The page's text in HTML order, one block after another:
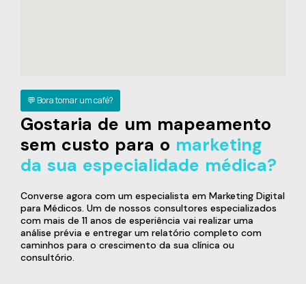
💬 Bora tomar um café?
Gostaria de um mapeamento
sem custo para o marketing
da sua especialidade médica?
Converse agora com um especialista em Marketing Digital
para Médicos. Um de nossos consultores especializados
com mais de 11 anos de esperiência vai realizar uma
análise prévia e entregar um relatório completo com
caminhos para o crescimento da sua clínica ou
consultório.